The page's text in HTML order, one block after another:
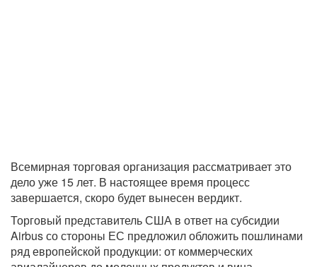
Всемирная торговая организация рассматривает это
дело уже 15 лет. В настоящее время процесс
завершается, скоро будет вынесен вердикт.
Торговый представитель США в ответ на субсидии
Airbus со стороны ЕС предложил обложить пошлинами
ряд европейской продукции: от коммерческих